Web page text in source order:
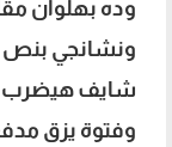
وده بهلوان
ونشانجي بنص
شايف هيضرب
وفتوة يزق